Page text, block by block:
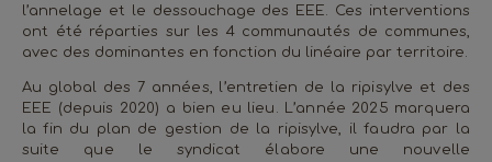
l’annelage et le dessouchage des EEE. Ces interventions
ont été réparties sur les 4 communautés de communes,
avec des dominantes en fonction du linéaire par territoire.
Au global des 7 années, l’entretien de la ripisylve et des
EEE (depuis 2020) a bien eu lieu. L’année 2025 marquera
la fin du plan de gestion de la ripisylve, il faudra par la
suite que le syndicat élabore une nouvelle